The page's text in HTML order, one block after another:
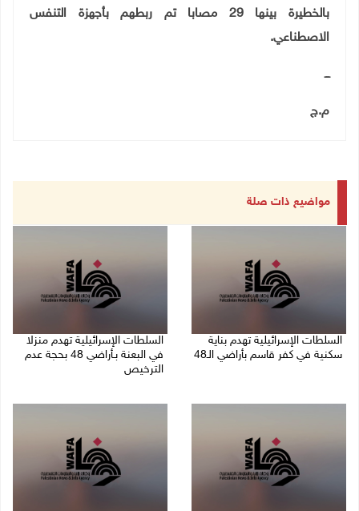
بالخطيرة بينها 29 مصابا تم ربطهم بأجهزة التنفس
الاصطناعي.
ـــ
م.ج
مواضيع ذات صلة
السلطات الإسرائيلية تهدم بناية
سكنية في كفر قاسم بأراضي الـ48
السلطات الإسرائيلية تهدم منزلا
في البعنة بـأراضي 48 بحجة عدم
الترخيص